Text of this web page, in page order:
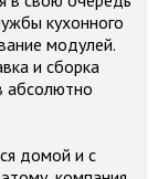
кухонного
модулей.
и сборка
абсолютно
домой и с